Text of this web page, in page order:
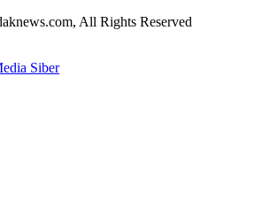
All Rights Reserved
Siber